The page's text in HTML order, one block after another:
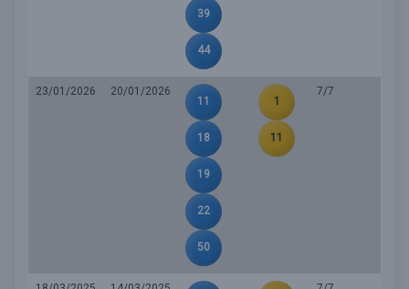
39
44
23/01/2026
20/01/2026
11
18
19
22
50
1
11
7/7